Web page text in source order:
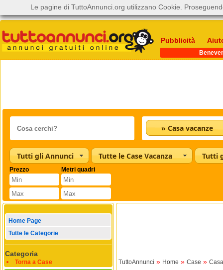
Pubblicità
» Casa vacanze
Tutti gli Annunci Tutte le Case Vacanza Tutti
Prezzo Metri quadri
Home Page
Tutte le Categorie
Categoria
Torna a Case TuttoAnnunci » Home » Case »
Le pagine di TuttoAnnunci.org utilizzano Cookie.